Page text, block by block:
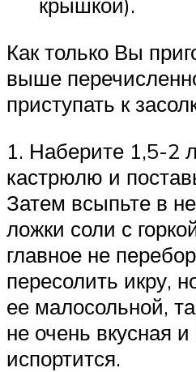
Как только Вы
выше
приступать к
1. Наберите 1,5-2
кастрюлю и
Затем всыпьте в
ложки соли с
главное не
пересолить икру,
ее малосольной,
не очень вкусная
испортится.